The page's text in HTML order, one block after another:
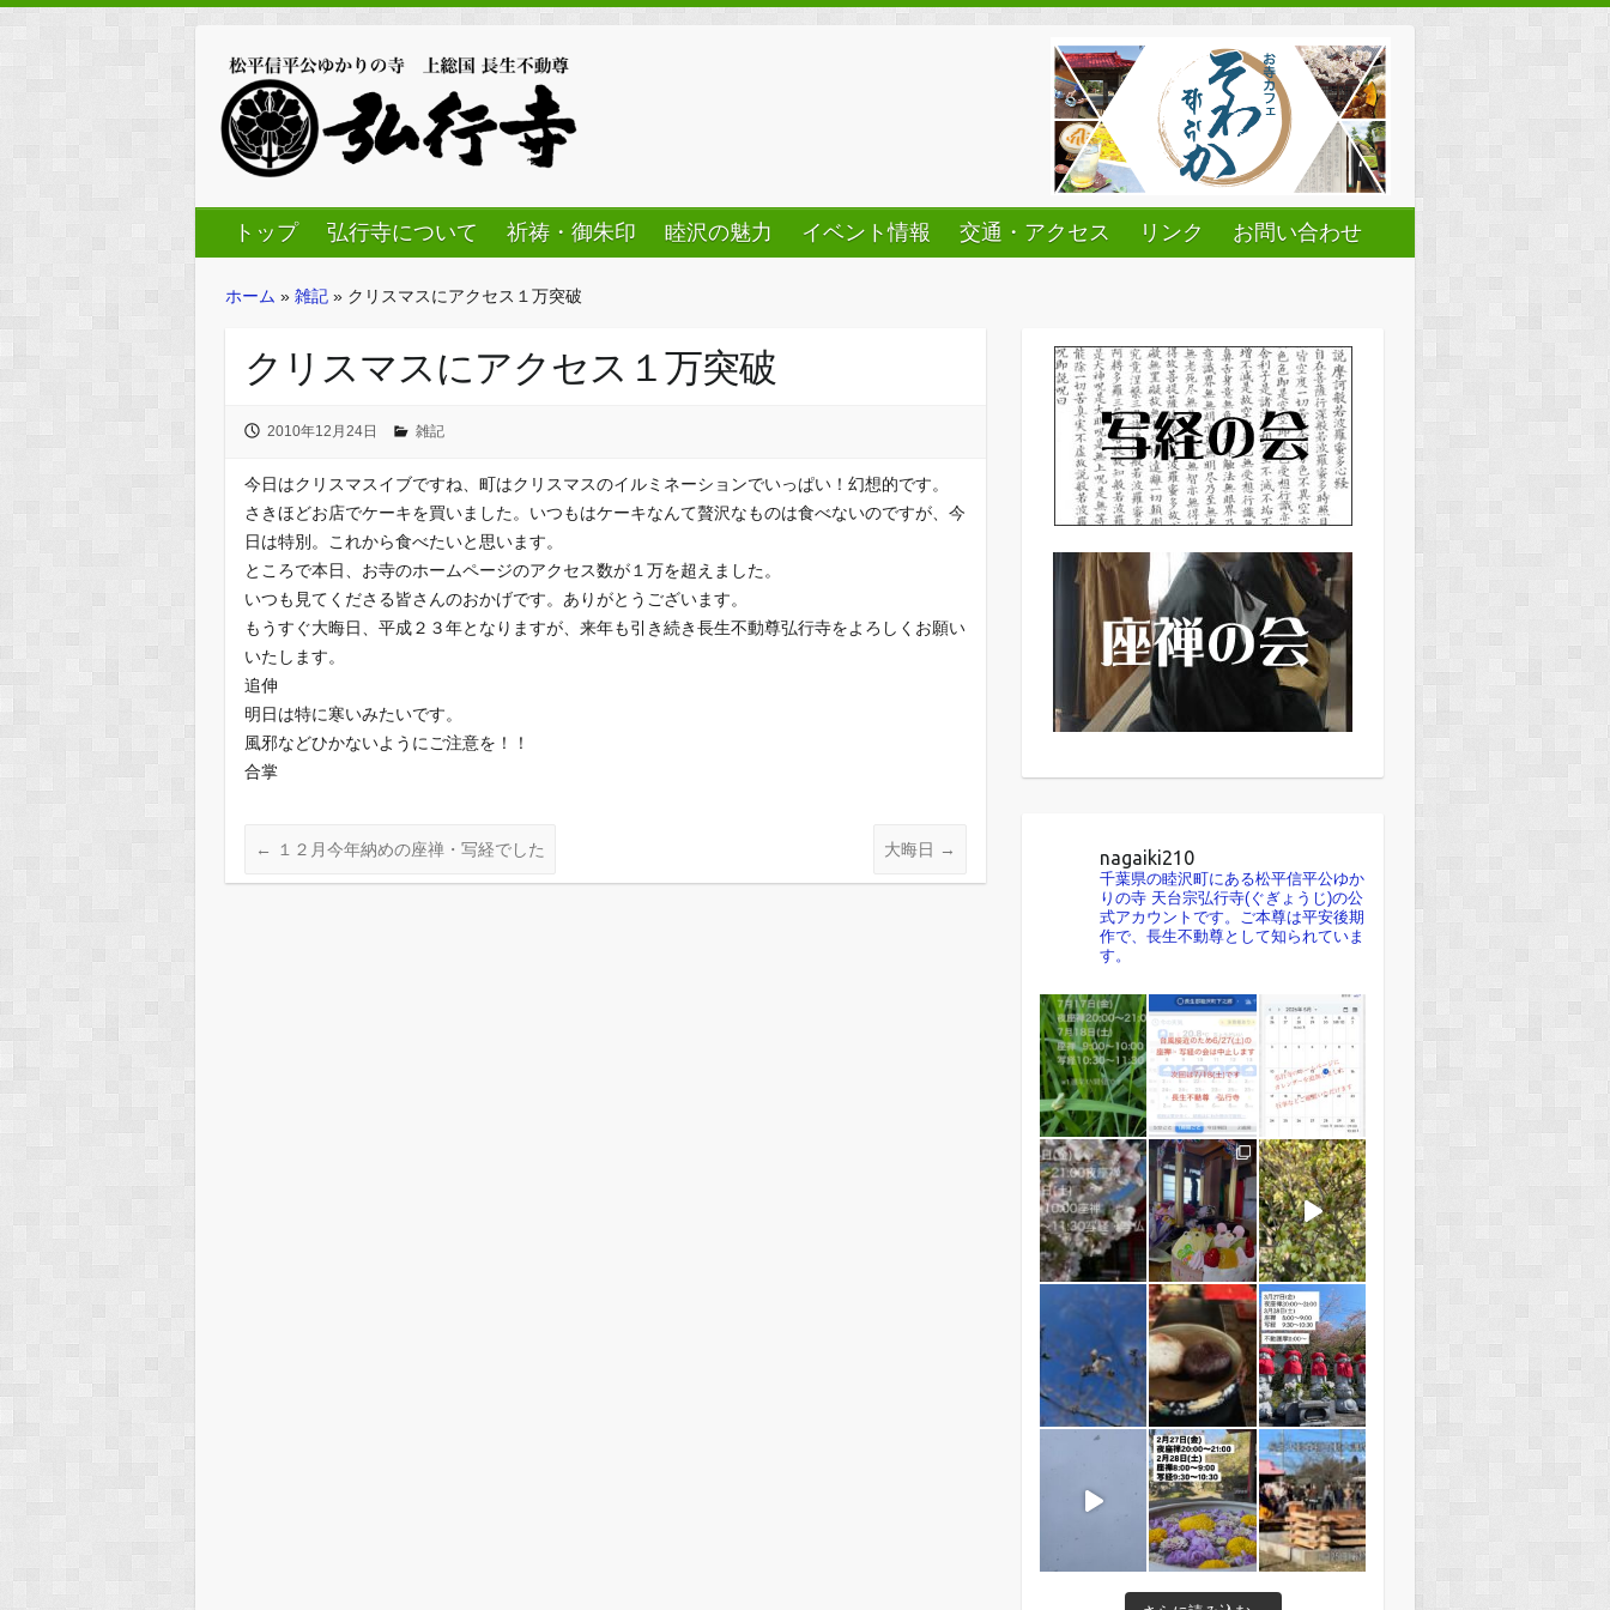
トップ 弘行寺について 祈祷・御朱印 睦沢の魅力 イベント情報 交通・アクセス リンク お問い合わせ
ホーム »雑記 » クリスマスにアクセス１万突破
クリスマスにアクセス１万突破
2010年12月24日 雑記
今日はクリスマスイブですね、町はクリスマスのイルミネーションでいっぱい！幻想的です。
さきほどお店でケーキを買いました。いつもはケーキなんて贅沢なものは食べないのですが、今
日は特別。これから食べたいと思います。
ところで本日、お寺のホームページのアクセス数が１万を超えました。
いつも見てくださる皆さんのおかげです。ありがとうございます。
もうすぐ大晦日、平成２３年となりますが、来年も引き続き長生不動尊弘行寺をよろしくお願い
いたします。
追伸
明日は特に寒いみたいです。
風邪などひかないようにご注意を！！
合掌
← １２月今年納めの座禅・写経でした 大晦日 → nagaiki210
千葉県の睦沢町にある松平信平公ゆか
りの寺 天台宗弘行寺(ぐぎょうじ)の公
式アカウントです。ご本尊は平安後期
作で、長生不動尊として知られていま
す。